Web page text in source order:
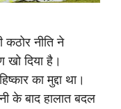
कठोर नीति ने
खो दिया है।
का मुद्दा था।
के बाद हालात बदल